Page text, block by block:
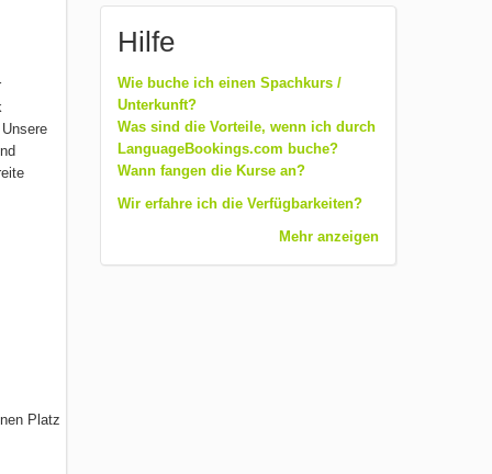
Platz
Hilfe
Wie buche ich einen Spachkurs /
Unterkunft?
Was sind die Vorteile, wenn ich durch
LanguageBookings.com buche?
Wann fangen die Kurse an?
Wir erfahre ich die Verfügbarkeiten?
Mehr anzeigen